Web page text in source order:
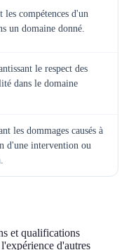
les compétences d'un
un domaine donné.
le respect des
dans le domaine
les dommages causés à
d'une intervention ou
et qualifications
d'autres